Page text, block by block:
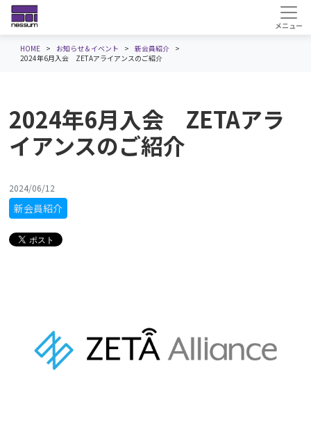
HOME お知らせ＆イベント
新会員紹介
2024年6月入会 ZETAアライアンスのご紹介
2024年6月入会 ZETAアラ
イアンスのご紹介
2024/06/12
新会員紹介